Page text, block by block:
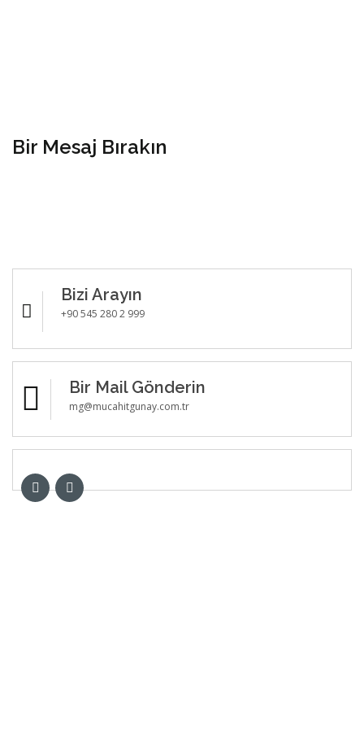
Bir Mesaj Bırakın
Bizi Arayın
+90 545 280 2 999
Bir Mail Gönderin
mg@mucahitgunay.com.tr